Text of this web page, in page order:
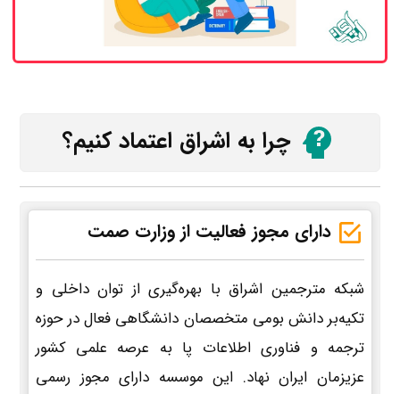
چرا به اشراق اعتماد کنیم؟
دارای مجوز فعالیت از وزارت صمت
شبکه مترجمین اشراق با بهره‌گیری از توان داخلی و
تکیه‌بر دانش بومی متخصصان دانشگاهی فعال در حوزه
ترجمه و فناوری اطلاعات پا به عرصه علمی کشور
عزیزمان ایران نهاد. این موسسه دارای مجوز رسمی